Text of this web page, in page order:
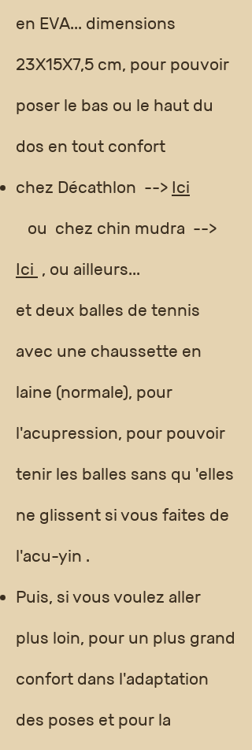
en EVA... dimensions
23X15X7,5 cm, pour pouvoir
poser le bas ou le haut du
dos en tout confort
chez Décathlon --> Ici
ou chez chin mudra -->
Ici , ou ailleurs...
et deux balles de tennis
avec une chaussette en
laine (normale), pour
l'acupression, pour pouvoir
tenir les balles sans qu 'elles
ne glissent si vous faites de
l'acu-yin .
Puis, si vous voulez aller
plus loin, pour un plus grand
confort dans l'adaptation
des poses et pour la